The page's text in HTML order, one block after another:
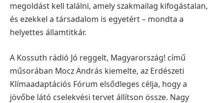
megoldást kell találni, amely szakmailag kifogástalan,
és ezekkel a társadalom is egyetért – mondta a
helyettes államtitkár.
A Kossuth rádió Jó reggelt, Magyarország! című
műsorában Mocz András kiemelte, az Erdészeti
Klímaadaptációs Fórum elsődleges célja, hogy a
jövőbe látó cselekvési tervet állítson össze. Nagy